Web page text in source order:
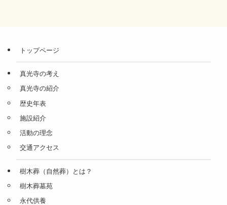
トップページ
真光寺の考え
真光寺の紹介
歴史年表
施設紹介
活動の理念
交通アクセス
樹木葬（自然葬）とは？
樹木葬墓苑
永代供養